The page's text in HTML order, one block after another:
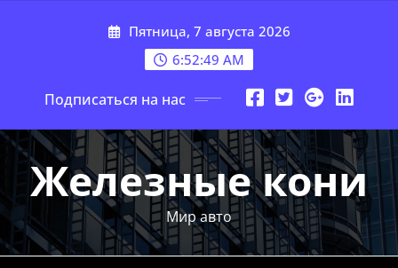
Пятница, 7 августа 2026
6:52:50 AM
Подписаться на нас
Железные кони
Мир авто